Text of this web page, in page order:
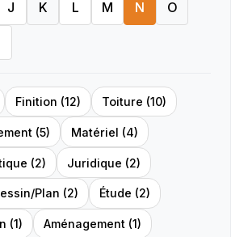
J K L M N O
Finition (12) Toiture (10)
(5) Matériel (4)
(2) Juridique (2)
Plan (2) Étude (2)
(1) Aménagement (1)